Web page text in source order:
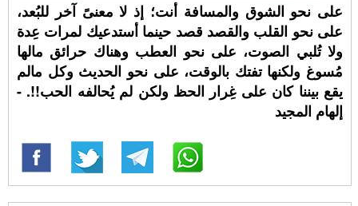
على نحو الشوق والمسافة أنت؛ إذ لا معنىً آخر للبُعد،
على نحو القلب والقصد قصد حينما أستدعيك لمرات عِدة
ولا تُلبي الصوت، على نحو العطب وهناك حرائق مالها
مُسوغ ولكنها تفتك بالوقت، على نحو الحديث وكل مالم
يقع بيننا كان على غِرار الحظ ولكن لم يُحالفه الحب!!. -
إلهام المجيد